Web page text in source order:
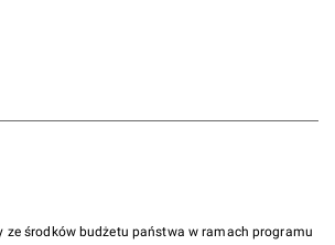
ze środków budżetu państwa w ramach programu